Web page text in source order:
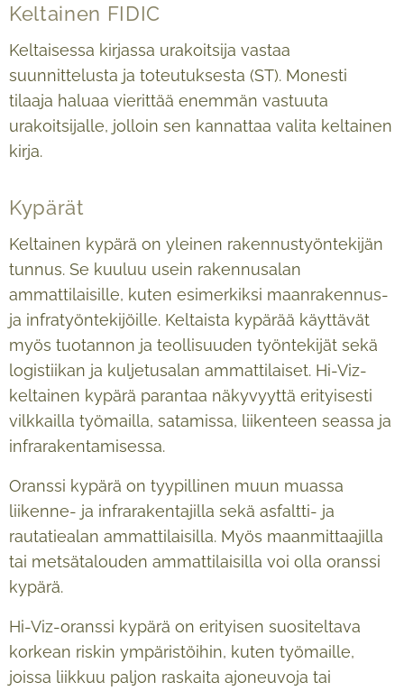
Keltainen FIDIC
Keltaisessa kirjassa urakoitsija vastaa
suunnittelusta ja toteutuksesta (ST). Monesti
tilaaja haluaa vierittää enemmän vastuuta
urakoitsijalle, jolloin sen kannattaa valita keltainen
kirja.
Kypärät
Keltainen kypärä on yleinen rakennustyöntekijän
tunnus. Se kuuluu usein rakennusalan
ammattilaisille, kuten esimerkiksi maanrakennus-
ja infratyöntekijöille. Keltaista kypärää käyttävät
myös tuotannon ja teollisuuden työntekijät sekä
logistiikan ja kuljetusalan ammattilaiset. Hi-Viz-
keltainen kypärä parantaa näkyvyyttä erityisesti
vilkkailla työmailla, satamissa, liikenteen seassa ja
infrarakentamisessa.
Oranssi kypärä on tyypillinen muun muassa
liikenne- ja infrarakentajilla sekä asfaltti- ja
rautatiealan ammattilaisilla. Myös maanmittaajilla
tai metsätalouden ammattilaisilla voi olla oranssi
kypärä.
Hi-Viz-oranssi kypärä on erityisen suositeltava
korkean riskin ympäristöihin, kuten työmaille,
joissa liikkuu paljon raskaita ajoneuvoja tai